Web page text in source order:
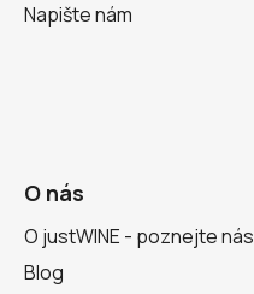
Napište nám
O nás
O justWINE - poznejte nás
Blog